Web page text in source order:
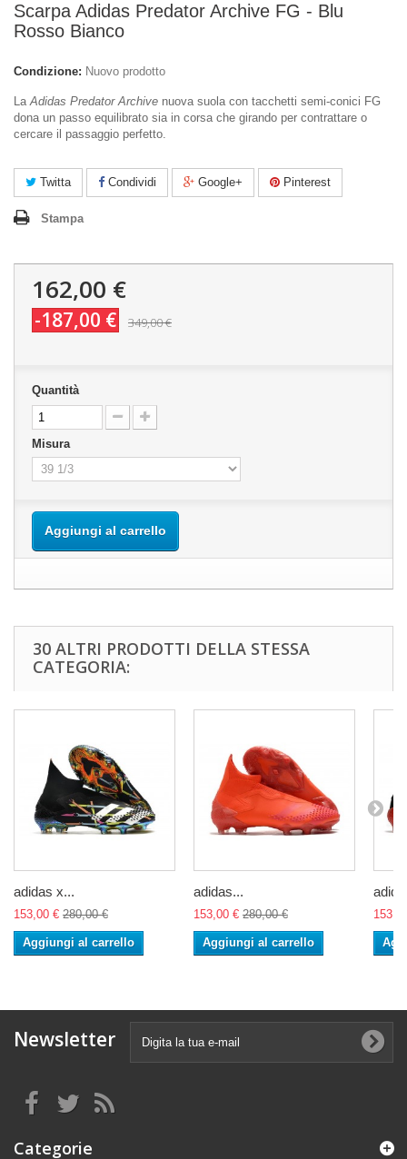
Scarpa Adidas Predator Archive FG - Blu
Rosso Bianco
Condizione: Nuovo prodotto
LaAdidas Predator Archive nuova suola con tacchetti semi-conici FG
dona un passo equilibrato sia in corsa che girando per contrattare o
cercare il passaggio perfetto.
Twitta Condividi Google+ Pinterest
Stampa
162,00 €
-187,00 € 349,00 €
Quantità
Misura
Aggiungi al carrello
30 ALTRI PRODOTTI DELLA STESSA
CATEGORIA:
adidas x...
153,00 € 280,00 €
Aggiungi al carrello
adidas...
153,00 € 280,00 €
Aggiungi al carrello
Newsletter
Categorie